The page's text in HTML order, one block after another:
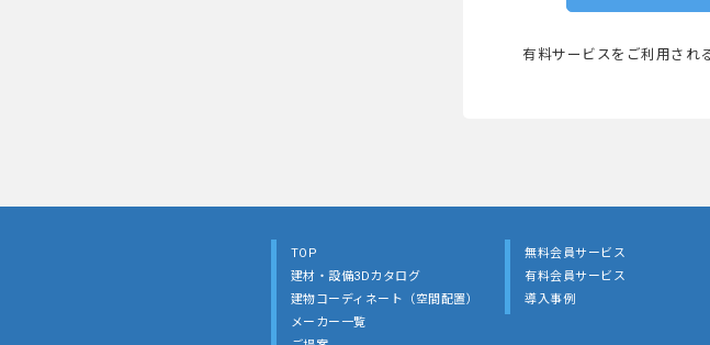
有料サービスをご利用され
TOP
建材・設備3Dカタログ
建物コーディネート（空間配置）
メーカー一覧
無料会員サービス
有料会員サービス
導入事例